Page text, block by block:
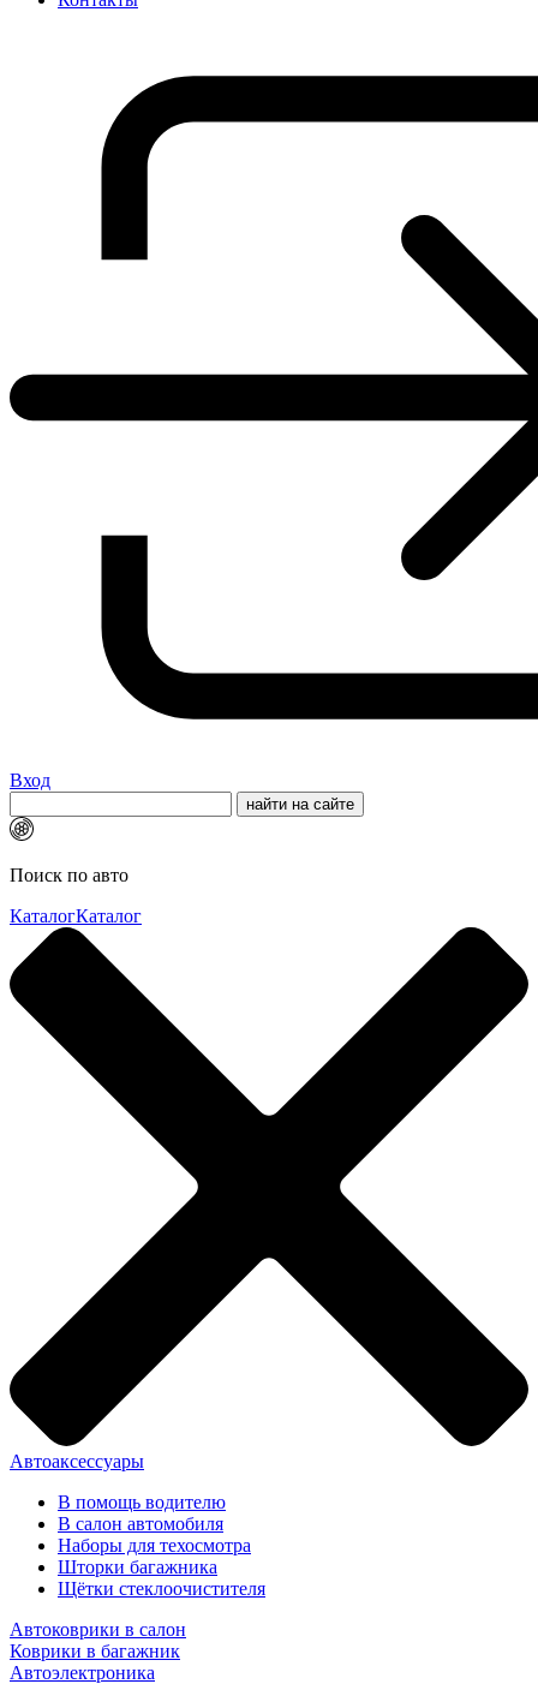
Вход
Поиск по авто
КаталогКаталог
Автоаксессуары
В помощь водителю
В салон автомобиля
Наборы для техосмотра
Шторки багажника
Щётки стеклоочистителя
Автоковрики в салон
Коврики в багажник
Автоэлектроника